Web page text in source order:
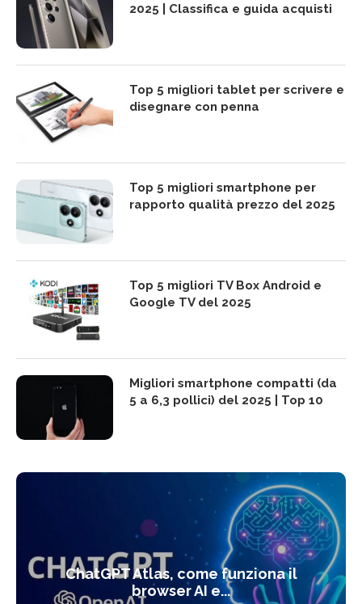
2025 | Classifica e guida acquisti
Top 5 migliori tablet per scrivere e
disegnare con penna
Top 5 migliori smartphone per
rapporto qualità prezzo del 2025
Top 5 migliori TV Box Android e
Google TV del 2025
Migliori smartphone compatti (da
5 a 6,3 pollici) del 2025 | Top 10
ChatGPT Atlas, come funziona il
browser AI e...